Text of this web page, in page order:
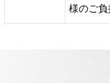
様のご負